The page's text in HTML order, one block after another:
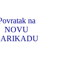
na
NOVU